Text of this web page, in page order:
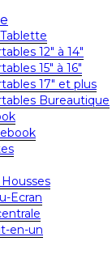
12″ à 14″
15″ à 16″
17″ et plus
Bureautique
Ecran
en-un